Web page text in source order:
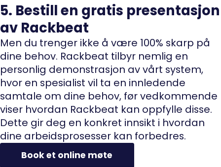
5. Bestill en gratis presentasjon
av Rackbeat
Men du trenger ikke å være 100% skarp på
dine behov. Rackbeat tilbyr nemlig en
personlig demonstrasjon av vårt system,
hvor en spesialist vil ta en innledende
samtale om dine behov, før vedkommende
viser hvordan Rackbeat kan oppfylle disse.
Dette gir deg en konkret innsikt i hvordan
dine arbeidsprosesser kan forbedres.
Book et online møte